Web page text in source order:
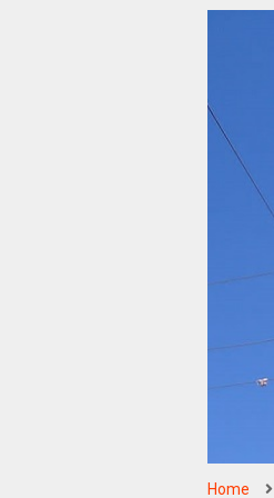
Home